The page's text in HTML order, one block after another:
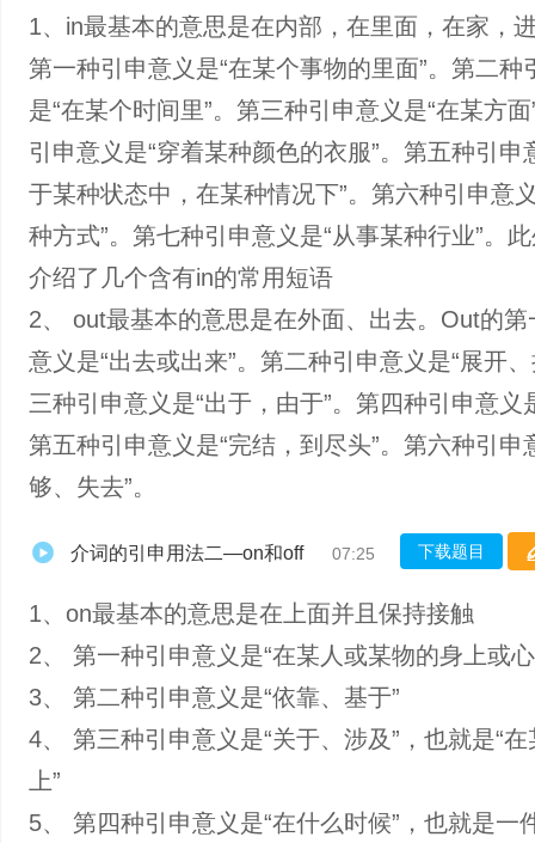
1、in最基本的意思是在内部，在里面，在家，
第一种引申意义是“在某个事物的里面”。第二种
是“在某个时间里”。第三种引申意义是“在某方
引申意义是“穿着某种颜色的衣服”。第五种引申
于某种状态中，在某种情况下”。第六种引申意
种方式”。第七种引申意义是“从事某种行业”。
介绍了几个含有in的常用短语
2、 out最基本的意思是在外面、出去。Out的第
意义是“出去或出来”。第二种引申意义是“展开
三种引申意义是“出于，由于”。第四种引申意义
第五种引申意义是“完结，到尽头”。第六种引申
够、失去”。
介词的引申用法二—on和off 07:25 下载题目
1、on最基本的意思是在上面并且保持接触
2、 第一种引申意义是“在某人或某物的身上或
3、 第二种引申意义是“依靠、基于”
4、 第三种引申意义是“关于、涉及”，也就是“
上”
5、 第四种引申意义是“在什么时候”，也就是一